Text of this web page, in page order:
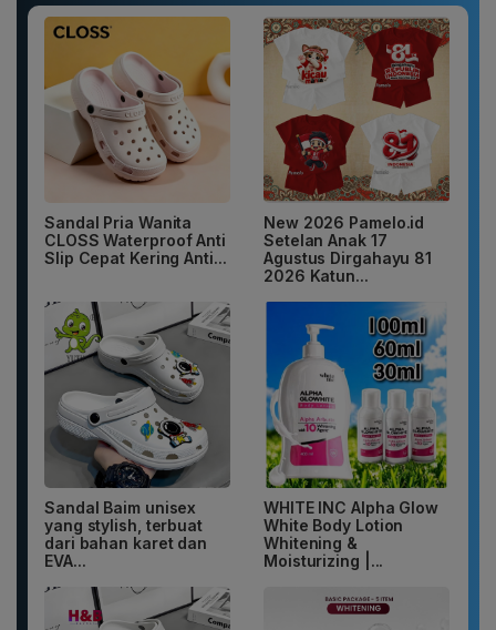
Sandal Pria Wanita
CLOSS Waterproof Anti
Slip Cepat Kering Anti...
New 2026 Pamelo.id
Setelan Anak 17
Agustus Dirgahayu 81
2026 Katun...
Sandal Baim unisex
yang stylish, terbuat
dari bahan karet dan
EVA...
WHITE INC Alpha Glow
White Body Lotion
Whitening &
Moisturizing |...